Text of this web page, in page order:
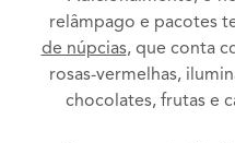
relâmpago e pacotes
de núpcias, que conta
rosas-vermelhas,
chocolates, frutas e